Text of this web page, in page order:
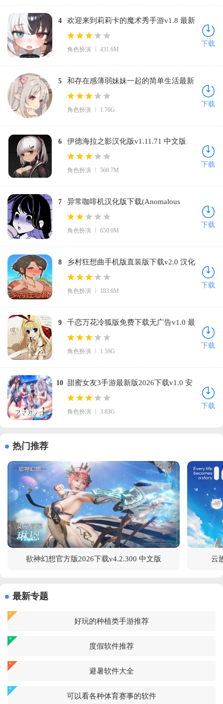
4
欢迎来到莉莉卡的魔术秀手游v1.8 最新
版
角色扮演 431.6M
下载
5
和存在感薄弱妹妹一起的简单生活最新
版(A Simple Life with My Unobtrusive
Girl)v0.94.0 安卓版
角色扮演 1.76G
下载
6 伊德海拉之影汉化版v1.11.71 中文版
角色扮演 568.7M
下载
7
异常咖啡机汉化版下载(Anomalous
Coffee Machine)v4.2.7 安卓版
角色扮演 650.0M
下载
8
乡村狂想曲手机版直装版下载v2.0 汉化
版
角色扮演 183.6M
下载
9
千恋万花冷狐版免费下载无广告v1.0 最
新版
角色扮演 1.59G
下载
10 甜蜜女友3手游最新版2026下载v1.0 安
卓版
角色扮演 3.83G
下载
热门推荐
欲神幻想官方版2026下载v4.2.300 中文版 云
最新专题
好玩的种植类手游推荐
度假软件推荐
避暑软件大全
可以看各种体育赛事的软件